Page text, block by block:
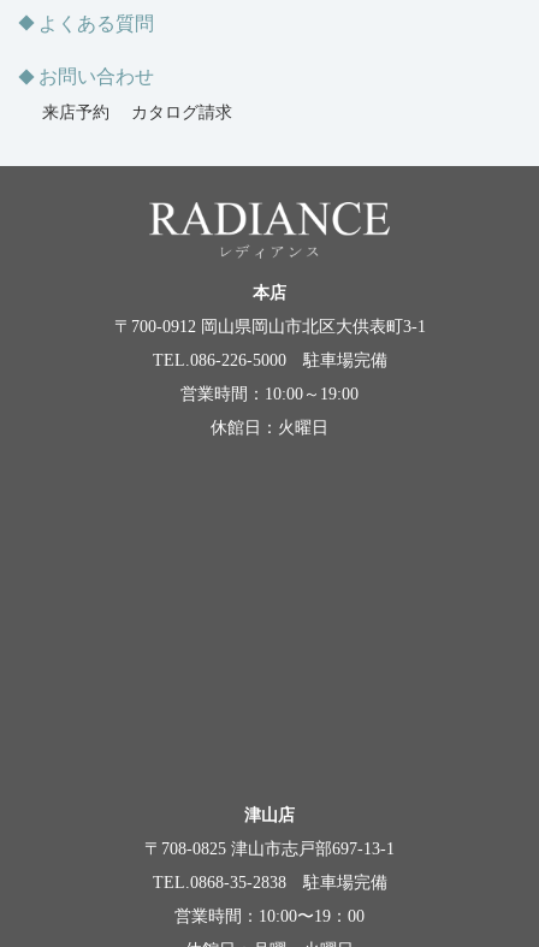
よくある質問
お問い合わせ
来店予約 カタログ請求
本店
〒700-0912 岡山県岡山市北区大供表町3-1
TEL.086-226-5000 駐車場完備
営業時間：10:00～19:00
休館日：火曜日
津山店
〒708-0825 津山市志戸部697-13-1
TEL.0868-35-2838 駐車場完備
営業時間：10:00〜19：00